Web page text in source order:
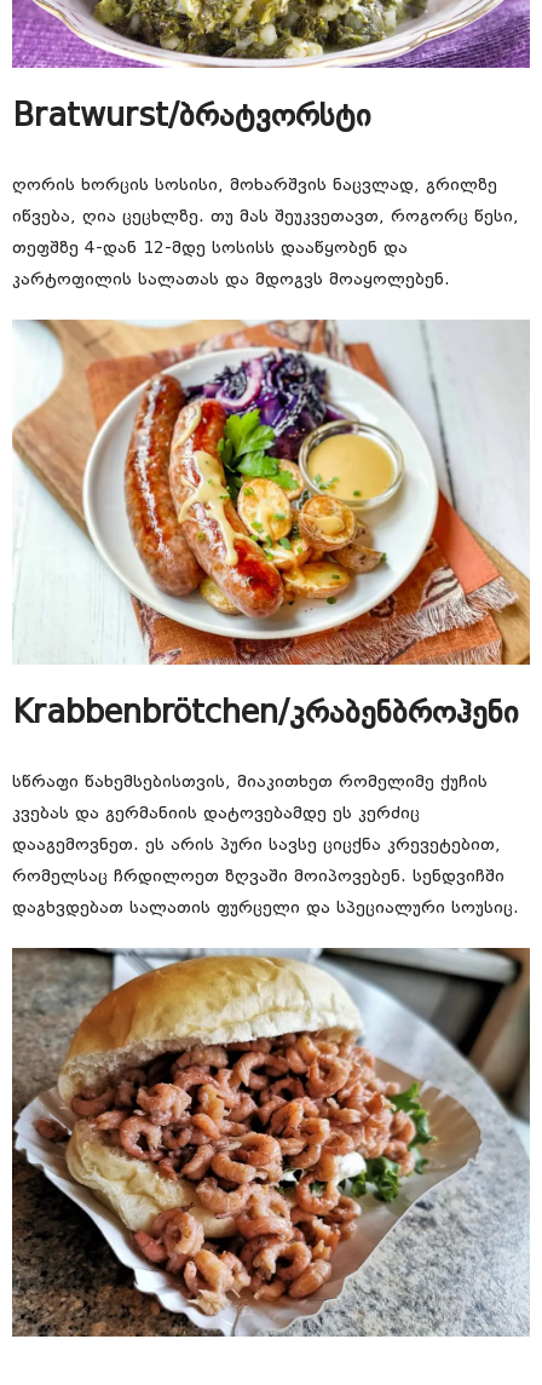
Bratwurst/ბრატვორსტი
ღორის ხორცის სოსისი, მოხარშვის ნაცვლად, გრილზე
იწვება, ღია ცეცხლზე. თუ მას შეუკვეთავთ, როგორც წესი,
თეფშზე 4-დან 12-მდე სოსისს დააწყობენ და
კარტოფილის სალათას და მდოგვს მოაყოლებენ.
Krabbenbrötchen/კრაბენბროჰენი
სწრაფი წახემსებისთვის, მიაკითხეთ რომელიმე ქუჩის
კვებას და გერმანიის დატოვებამდე ეს კერძიც
დააგემოვნეთ. ეს არის პური სავსე ციცქნა კრევეტებით,
რომელსაც ჩრდილოეთ ზღვაში მოიპოვებენ. სენდვიჩში
დაგხვდებათ სალათის ფურცელი და სპეციალური სოუსიც.